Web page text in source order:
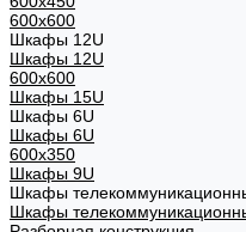
600x600
Шкафы 12U
Шкафы 12U
600x600
Шкафы 15U
Шкафы 6U
Шкафы 6U
600x350
Шкафы 9U
Шкафы
Шкафы